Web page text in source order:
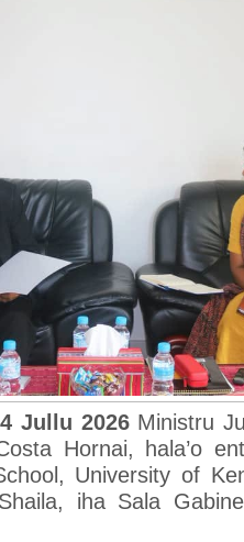
Jullu 2026 Ministru
Hornai, hala’o
University of
iha Sala